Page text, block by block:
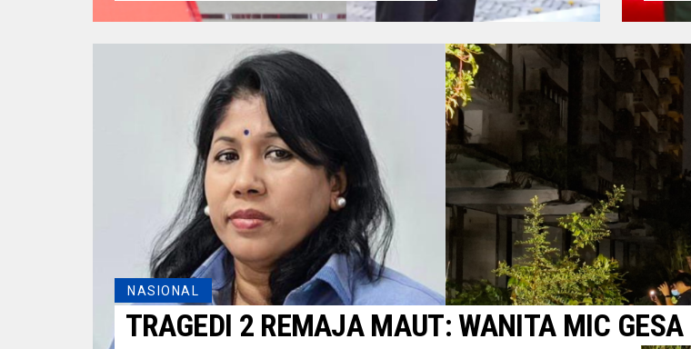
NASIONAL
TRAGEDI 2 REMAJA MAUT: WANITA MIC GESA